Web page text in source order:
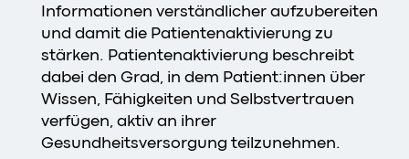
Informationen verständlicher aufzubereiten
und damit die Patientenaktivierung zu
stärken. Patientenaktivierung beschreibt
dabei den Grad, in dem Patient:innen über
Wissen, Fähigkeiten und Selbstvertrauen
verfügen, aktiv an ihrer
Gesundheitsversorgung teilzunehmen.